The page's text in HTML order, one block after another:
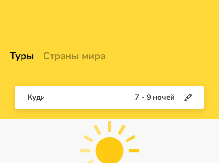
Туры Страны мира
Куди 7 - 9 ночей